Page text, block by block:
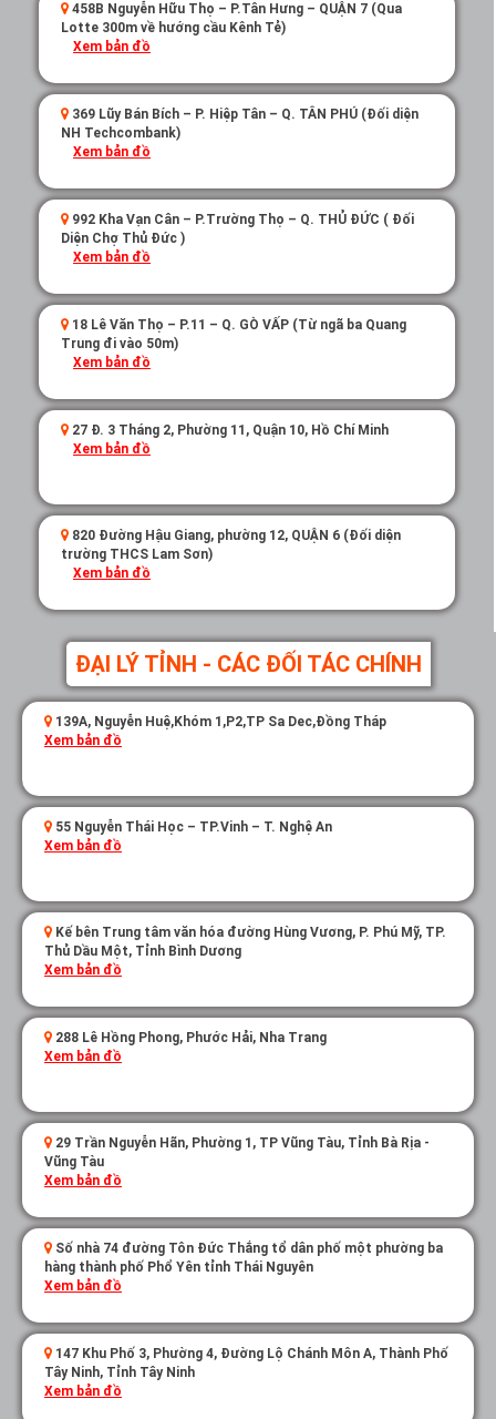
458B Nguyễn Hữu Thọ – P.Tân Hưng – QUẬN 7 (Qua
Lotte 300m về hướng cầu Kênh Tẻ)
Xem bản đồ
369 Lũy Bán Bích – P. Hiệp Tân – Q. TÂN PHÚ (Đối diện
NH Techcombank)
Xem bản đồ
992 Kha Vạn Cân – P.Trường Thọ – Q. THỦ ĐỨC ( Đối
Diện Chợ Thủ Đức )
Xem bản đồ
18 Lê Văn Thọ – P.11 – Q. GÒ VẤP (Từ ngã ba Quang
Trung đi vào 50m)
Xem bản đồ
27 Đ. 3 Tháng 2, Phường 11, Quận 10, Hồ Chí Minh
Xem bản đồ
820 Đường Hậu Giang, phường 12, QUẬN 6 (Đối diện
trường THCS Lam Sơn)
Xem bản đồ
ĐẠI LÝ TỈNH - CÁC ĐỐI TÁC CHÍNH
139A, Nguyễn Huệ,Khóm 1,P2,TP Sa Dec,Đồng Tháp
Xem bản đồ
55 Nguyễn Thái Học – TP.Vinh – T. Nghệ An
Xem bản đồ
Kế bên Trung tâm văn hóa đường Hùng Vương, P. Phú Mỹ, TP.
Thủ Dầu Một, Tỉnh Bình Dương
Xem bản đồ
288 Lê Hồng Phong, Phước Hải, Nha Trang
Xem bản đồ
29 Trần Nguyễn Hãn, Phường 1, TP Vũng Tàu, Tỉnh Bà Rịa -
Vũng Tàu
Xem bản đồ
Số nhà 74 đường Tôn Đức Thắng tổ dân phố một phường ba
hàng thành phố Phổ Yên tỉnh Thái Nguyên
Xem bản đồ
147 Khu Phố 3, Phường 4, Đường Lộ Chánh Môn A, Thành Phố
Tây Ninh, Tỉnh Tây Ninh
Xem bản đồ